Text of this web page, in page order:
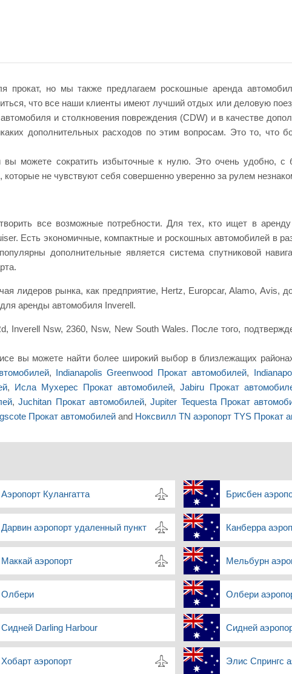
прокат, но мы также предлагаем роскошные аренда
что все наши клиенты имеют лучший отдых или деловую
и столкновения повреждения (CDW) и в качестве
дополнительных расходов по этим вопросам. Это то, что
можете сократить избыточные к нулю. Это очень удобно, с
не чувствуют себя совершенно уверенно за рулем
все возможные потребности. Для тех, кто ищет в
Есть экономичные, компактные и роскошных автомобилей в
дополнительные является система спутниковой
лидеров рынка, как предприятие, Hertz, Europcar, Alamo, Avis,
аренды автомобиля Inverell.
Inverell Nsw, 2360, Nsw, New South Wales. После того,
вы можете найти более широкий выбор в близлежащих
, Indianapolis Greenwood Прокат автомобилей,
, Исла Мухерес Прокат автомобилей,Jabiru Прокат
,Juchitan Прокат автомобилей,Jupiter Tequesta Прокат
Прокат автомобилей and Ноксвилл TN аэропорт TYS Прокат
Аэропорт Кулангатта Брисбен
Дарвин аэропорт удаленный пункт Канберра
Маккай аэропорт Мельбурн
Олбери Олбери
Сидней Darling Harbour Сидней
Хобарт аэропорт Элис Спрингс